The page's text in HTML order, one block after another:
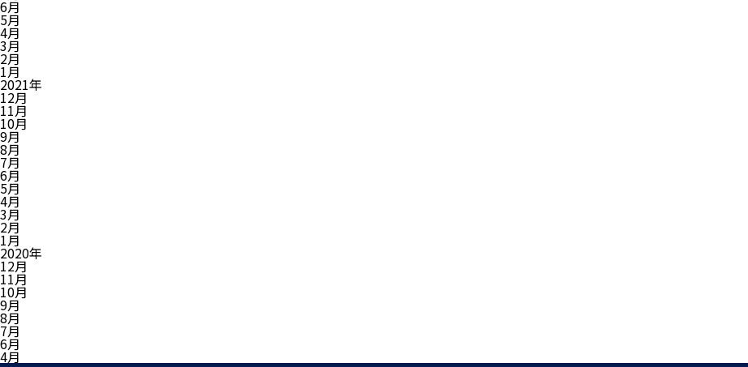
6月
5月
4月
3月
2月
1月
2021年
12月
11月
10月
9月
8月
7月
6月
5月
4月
3月
2月
1月
2020年
12月
11月
10月
9月
8月
7月
6月
4月